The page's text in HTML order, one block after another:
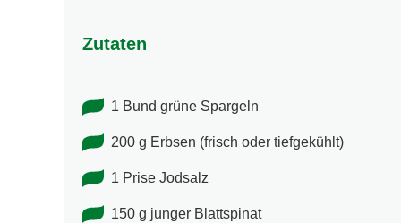
Zutaten
1 Bund grüne Spargeln
200 g Erbsen (frisch oder tiefgekühlt)
1 Prise Jodsalz
150 g junger Blattspinat